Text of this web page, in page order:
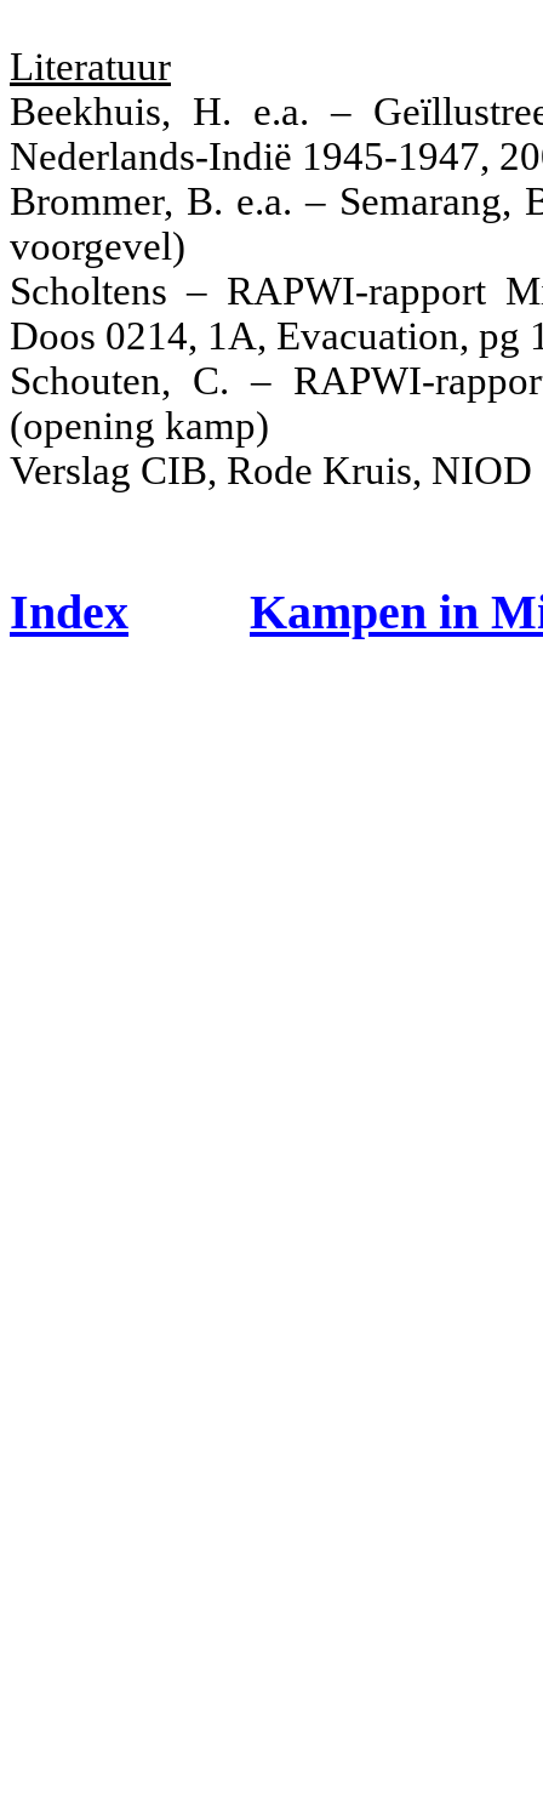
Literatuur
Beekhuis, H. e.a. –
Nederlands-Indië 1945-1947,
Brommer, B. e.a. – Semarang,
voorgevel)
Scholtens – RAPWI-rapport
Doos 0214, 1A, Evacuation, pg
Schouten, C. – RAPWI-
(opening kamp)
Verslag CIB, Rode Kruis, NIOD
Index Kampen in